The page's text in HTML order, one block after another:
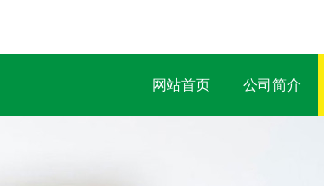
网站首页 公司简介